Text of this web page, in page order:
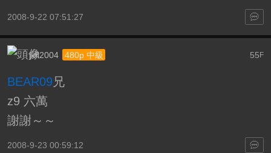
2008-9-22 07:51:27
55 F
jkfl2004 480p 中級
BEAR09兄
z9 六萬
謝謝～～
2008-9-23 00:59:12